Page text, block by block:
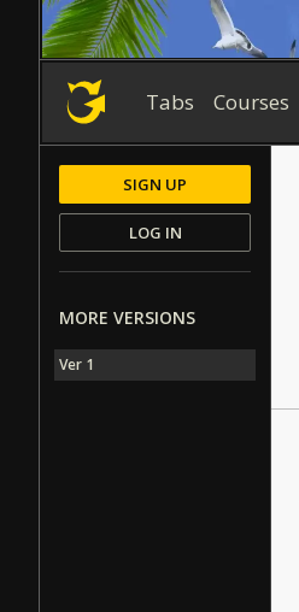
Tabs Courses
SIGN UP
LOG IN
MORE VERSIONS
Ver 1